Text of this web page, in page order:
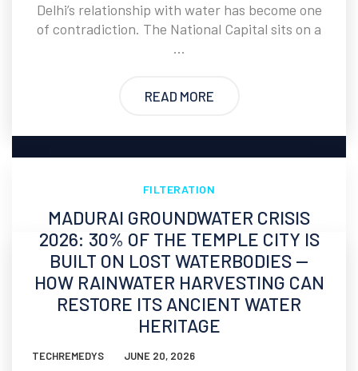
Delhi’s relationship with water has become one
of contradiction. The National Capital sits on a
...
READ MORE
FILTERATION
MADURAI GROUNDWATER CRISIS
2026: 30% OF THE TEMPLE CITY IS
BUILT ON LOST WATERBODIES —
HOW RAINWATER HARVESTING CAN
RESTORE ITS ANCIENT WATER
HERITAGE
TECHREMEDYS JUNE 20, 2026